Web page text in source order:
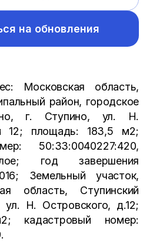
на обновления
Московская область,
район, городское
г. Ступино, ул. Н.
12; площадь: 183,5 м2;
50:33:0040227:420,
год завершения
Земельный участок,
область, Ступинский
ул. Н. Островского, д.12;
кадастровый номер: